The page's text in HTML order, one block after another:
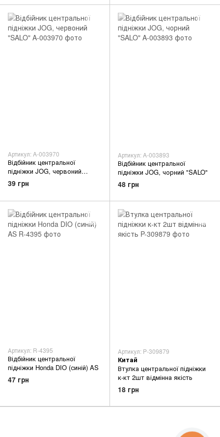
Артикул: A-003970
Відбійник центральної
підніжки JOG, червоний
"SALO"
39 грн
Артикул: A-003893
Відбійник центральної
підніжки JOG, чорний "SALO"
48 грн
Артикул: R-4395
Відбійник центральної
підніжки Honda DIO (синій) AS
47 грн
Артикул: P-309879
Китай
Втулка центральної підніжки
к-кт 2шт відмінна якість
18 грн